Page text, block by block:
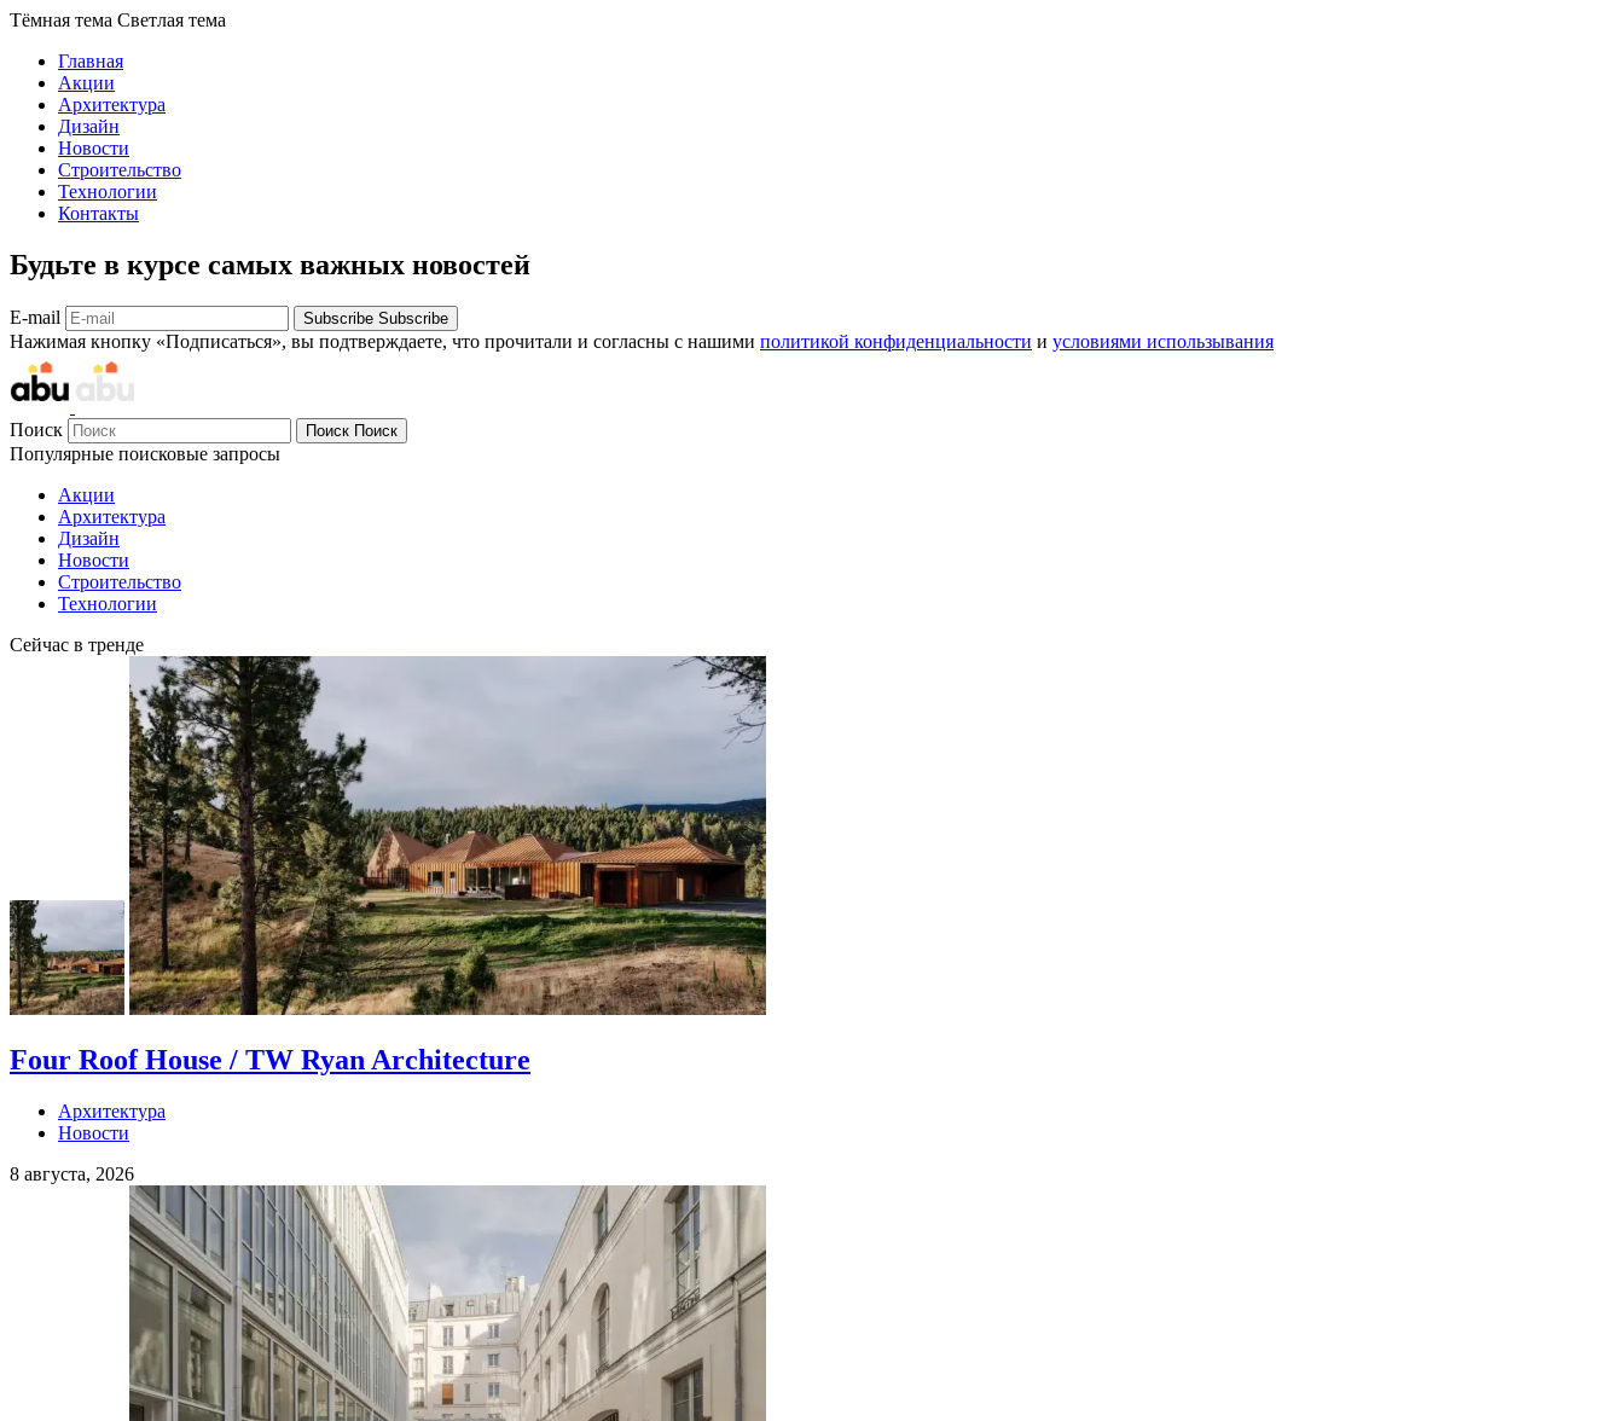
Тёмная тема Светлая тема
Главная
Акции
Архитектура
Дизайн
Новости
Строительство
Технологии
Контакты
Будьте в курсе самых важных новостей
E-mail Subscribe Subscribe
Нажимая кнопку «Подписаться», вы подтверждаете, что прочитали и согласны с нашими политикой конфиденциальности и условиями использывания
Поиск Поиск Поиск
Популярные поисковые запросы
Акции
Архитектура
Дизайн
Новости
Строительство
Технологии
Сейчас в тренде
Four Roof House / TW Ryan Architecture
Архитектура
Новости
8 августа, 2026